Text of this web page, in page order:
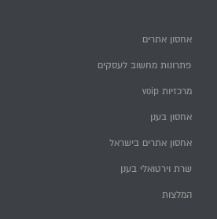
אחסון אתרים
פתרונות מחשוב לעסקים
מרכזיות voip
אחסון בענן
אחסון אתרים בישראל
שרת וירטואלי בענן
המלצות